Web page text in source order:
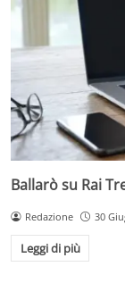
Ballarò su Rai
Redazione 30
Leggi di più